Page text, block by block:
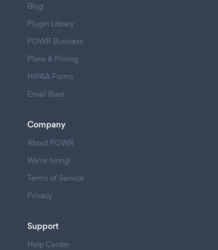
Blog
Plugin Library
POWR Business
Plans & Pricing
HIPAA Forms
Email Blast
Company
About POWR
We're hiring!
Terms of Service
Privacy
Support
Help Center